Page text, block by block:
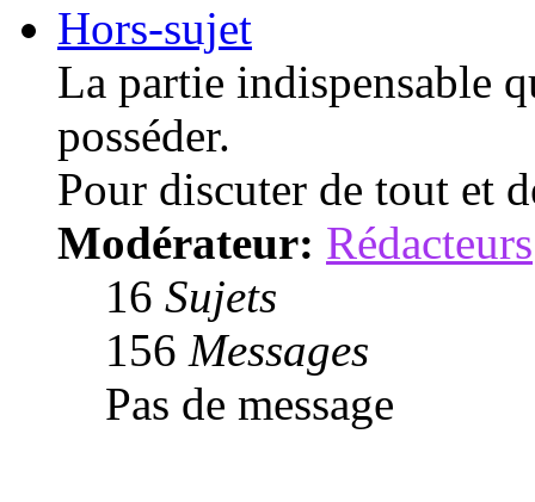
Hors-sujet
La partie indispensable
posséder.
Pour discuter de tout et
Modérateur: Rédacteurs
16 Sujets
156 Messages
Pas de message